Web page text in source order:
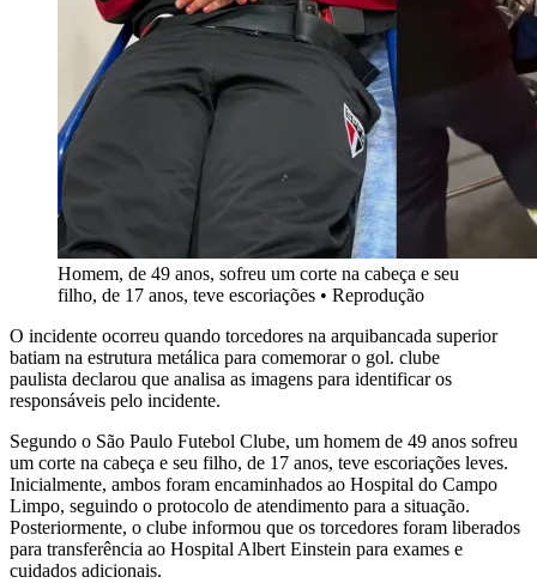
Homem, de 49 anos, sofreu um corte na cabeça e seu
filho, de 17 anos, teve escoriações • Reprodução
O incidente ocorreu quando torcedores na arquibancada superior
batiam na estrutura metálica para comemorar o gol. clube
paulista declarou que analisa as imagens para identificar os
responsáveis pelo incidente.
Segundo o São Paulo Futebol Clube, um homem de 49 anos sofreu
um corte na cabeça e seu filho, de 17 anos, teve escoriações leves.
Inicialmente, ambos foram encaminhados ao Hospital do Campo
Limpo, seguindo o protocolo de atendimento para a situação.
Posteriormente, o clube informou que os torcedores foram liberados
para transferência ao Hospital Albert Einstein para exames e
cuidados adicionais.